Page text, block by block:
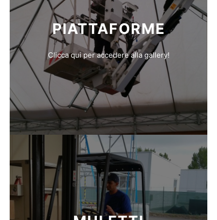
PIATTAFORME
Clicca qui per accedere alla gallery!